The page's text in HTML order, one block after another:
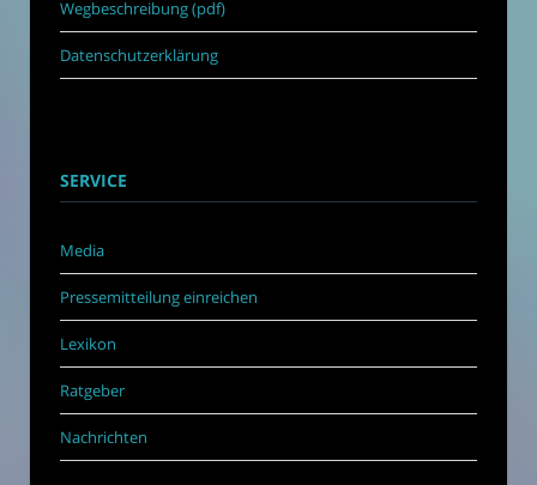
Wegbeschreibung (pdf)
Datenschutzerklärung
SERVICE
Media
Pressemitteilung einreichen
Lexikon
Ratgeber
Nachrichten